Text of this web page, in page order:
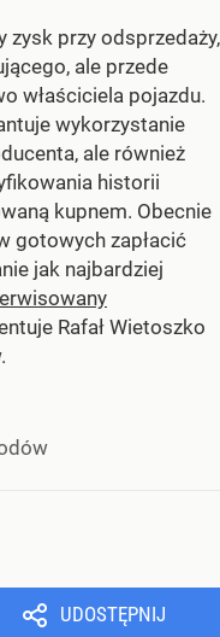
zysk przy odsprzedaży,
ale przede
właściciela pojazdu.
wykorzystanie
ale również
historii
kupnem. Obecnie
gotowych zapłacić
jak najbardziej
Rafał Wietoszko
UDOSTĘPNIJ